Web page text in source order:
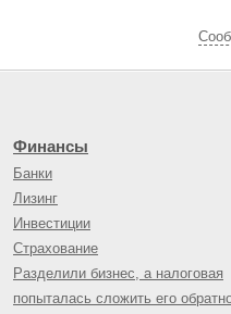
Финансы
Банки
Лизинг
Инвестиции
Страхование
Разделили бизнес, а налоговая
попыталась сложить его